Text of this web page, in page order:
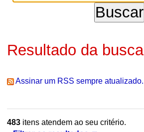
Resultado da busca
Assinar um RSS sempre atualizado.
483itens atendem ao seu critério.